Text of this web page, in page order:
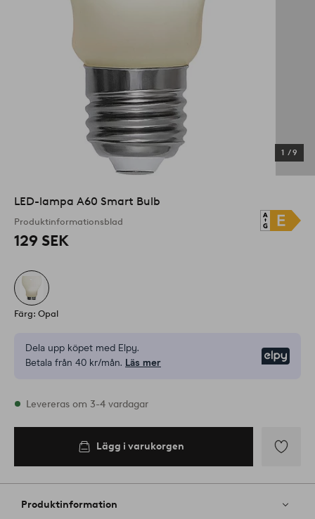
1 /9
LED-lampa A60 Smart Bulb
Produktinformationsblad
129 SEK
Färg: Opal
Dela upp köpet med Elpy.
Betala från 40 kr/mån. Läs mer
I lager
Levereras om 3-4 vardagar
Lägg i varukorgen
till
favoriter
Produktinformation